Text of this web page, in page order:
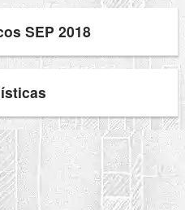
SEP 2018